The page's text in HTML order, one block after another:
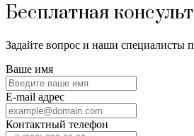
Бесплатная
Задайте вопрос и наши специалисты
Ваше имя
E-mail адрес
Контактный телефон